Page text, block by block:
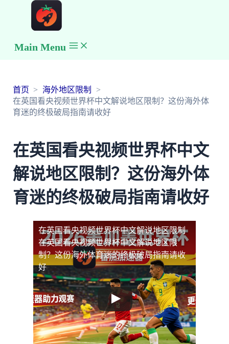
Main Menu
首页
海外地区限制
在英国看央视频世界杯中文解说地区限制？这份海外体
育迷的终极破局指南请收好
在英国看央视频世界杯中文
解说地区限制？这份海外体
育迷的终极破局指南请收好
在英国看央视频世界杯中文解说地区限制
在英国看央视频世界杯中文解说地区限
制？这份海外体育迷的终极破局指南请收
好